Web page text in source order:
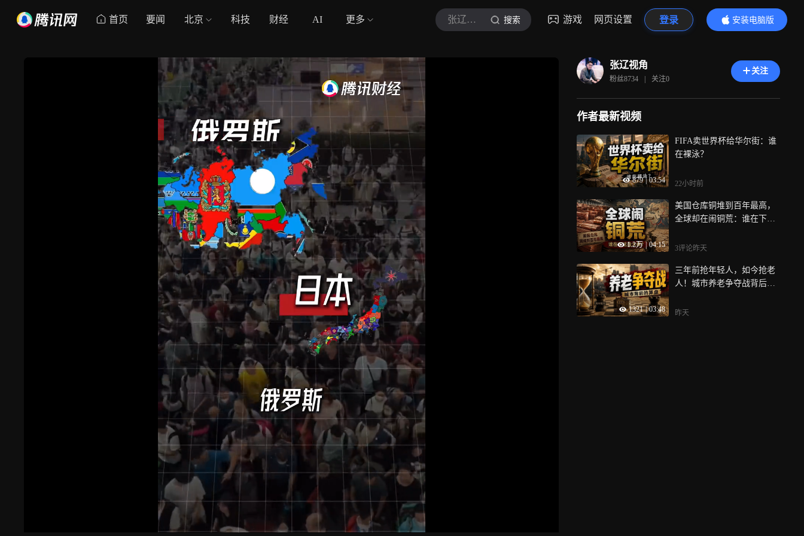
首页 要闻 北京 科技 财经 AI 更多 张辽视角 搜索 游戏 网页设置 登录
安装电脑版
内容更精彩
张辽视角
粉丝8734 | 关注0
关注
作者最新视频
879 | 03:54
FIFA卖世界杯给华尔街：谁
在裸泳？
22小时前
1.2万 | 04:15
美国仓库铜堆到百年最高，
全球却在闹铜荒：谁在下这
3评论昨天
1321 | 03:48
三年前抢年轻人，如今抢老
人！城市养老争夺战背后的
昨天